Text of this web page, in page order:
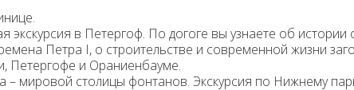
экскурсия в Петергоф. По догоге вы узнаете об
Петра I, о строительстве и современной жизни
Петергофе и Ораниенбауме.
– мировой столицы фонтанов. Экскурсия по Нижнему